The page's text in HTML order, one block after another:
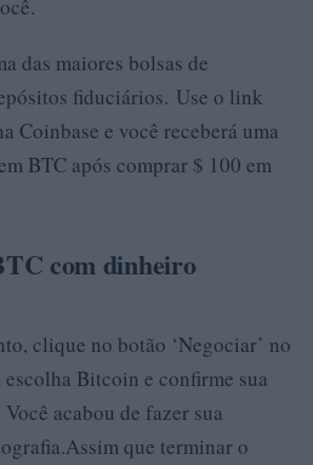
das maiores bolsas de
fiduciários. Use o link
Coinbase e você receberá uma
BTC após comprar $ 100 em
com dinheiro
clique no botão ‘Negociar’ no
Bitcoin e confirme sua
acabou de fazer sua
que terminar o